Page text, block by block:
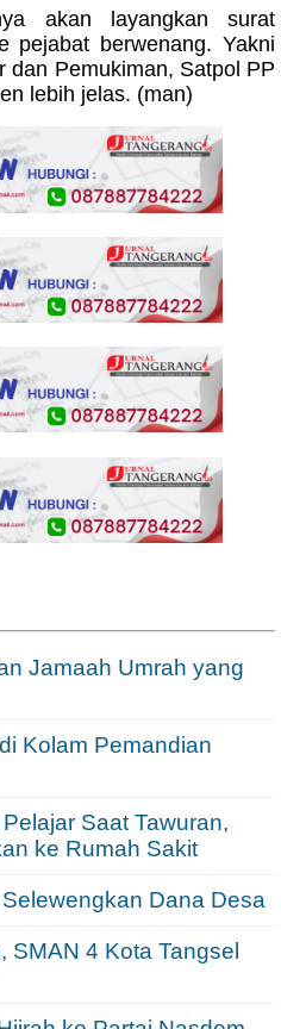
akan layangkan surat
pejabat berwenang. Yakni
dan Pemukiman, Satpol PP
lebih jelas. (man)
Jamaah Umrah yang
Kolam Pemandian
Saat Tawuran,
ke Rumah Sakit
Dana Desa
SMAN 4 Kota Tangsel